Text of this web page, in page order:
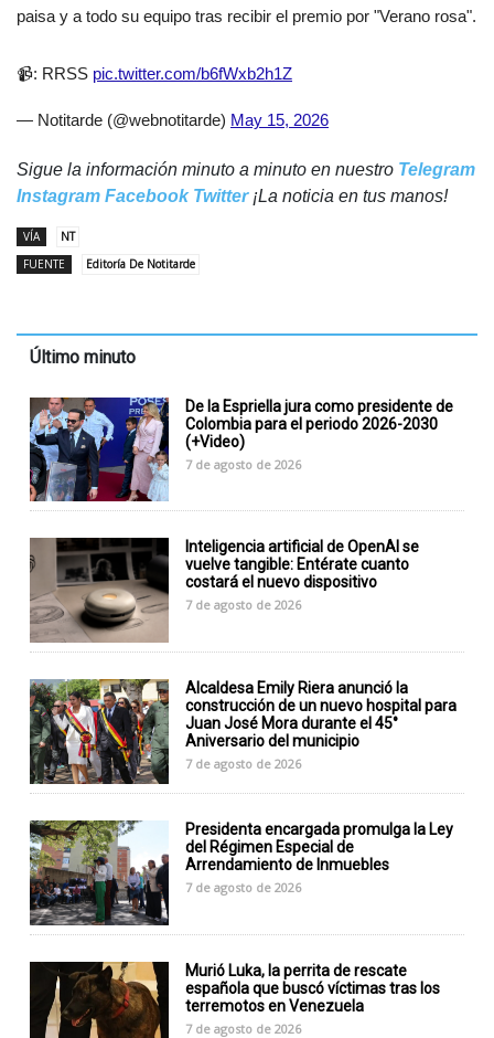
paisa y a todo su equipo tras recibir el premio por "Verano rosa".
📹: RRSS pic.twitter.com/b6fWxb2h1Z
— Notitarde (@webnotitarde) May 15, 2026
Sigue la información minuto a minuto en nuestro Telegram
Instagram Facebook Twitter¡La noticia en tus manos!
VÍA
NT
FUENTE
Editoría De Notitarde
Último minuto
De la Espriella jura como presidente de
Colombia para el periodo 2026-2030
(+Video)
7 de agosto de 2026
Inteligencia artificial de OpenAI se
vuelve tangible: Entérate cuanto
costará el nuevo dispositivo
7 de agosto de 2026
Alcaldesa Emily Riera anunció la
construcción de un nuevo hospital para
Juan José Mora durante el 45°
Aniversario del municipio
7 de agosto de 2026
Presidenta encargada promulga la Ley
del Régimen Especial de
Arrendamiento de Inmuebles
7 de agosto de 2026
Murió Luka, la perrita de rescate
española que buscó víctimas tras los
terremotos en Venezuela
7 de agosto de 2026